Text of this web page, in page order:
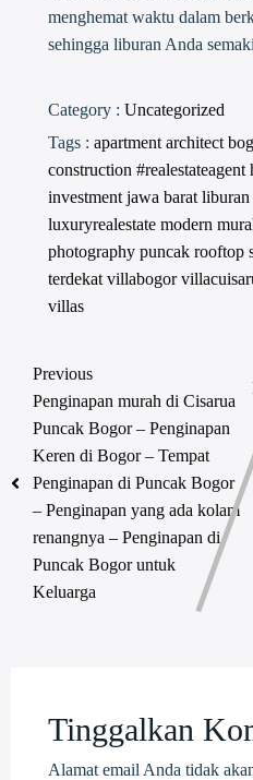
menghemat waktu dalam
sehingga liburan Anda
Category : Uncategorized
Tags : apartment architect
construction #realestateagent
investment jawa barat liburan
luxuryrealestate modern
photography puncak rooftop
terdekat villabogor
villas
Previous
Penginapan murah di Cisarua
Puncak Bogor – Penginapan
Keren di Bogor – Tempat
Penginapan di Puncak Bogor
– Penginapan yang ada kolam
renangnya – Penginapan di
Puncak Bogor untuk
Keluarga
Tinggalkan
Alamat email Anda tidak